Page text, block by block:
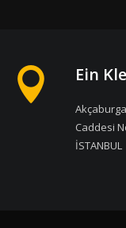
Ein
Caddesi
İSTANBUL